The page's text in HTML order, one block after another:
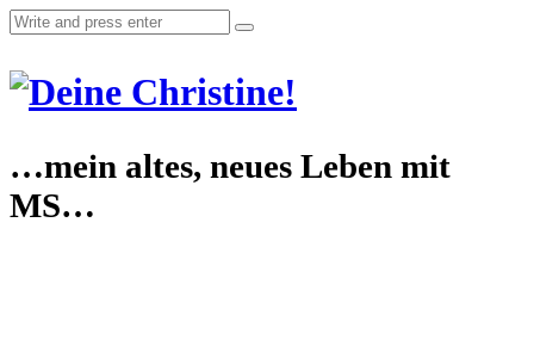
…mein altes, neues Leben mit
MS…